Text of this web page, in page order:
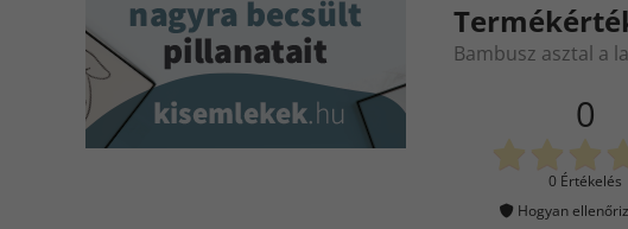
Bambusz asztal a
0
0 Értékelés
Hogyan